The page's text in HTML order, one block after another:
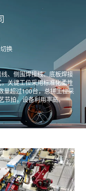
换
、侧围焊接线、底板焊接
关键工位采用标准化柔性
量超过100台，总拼工位采
节拍，设备利用率高。